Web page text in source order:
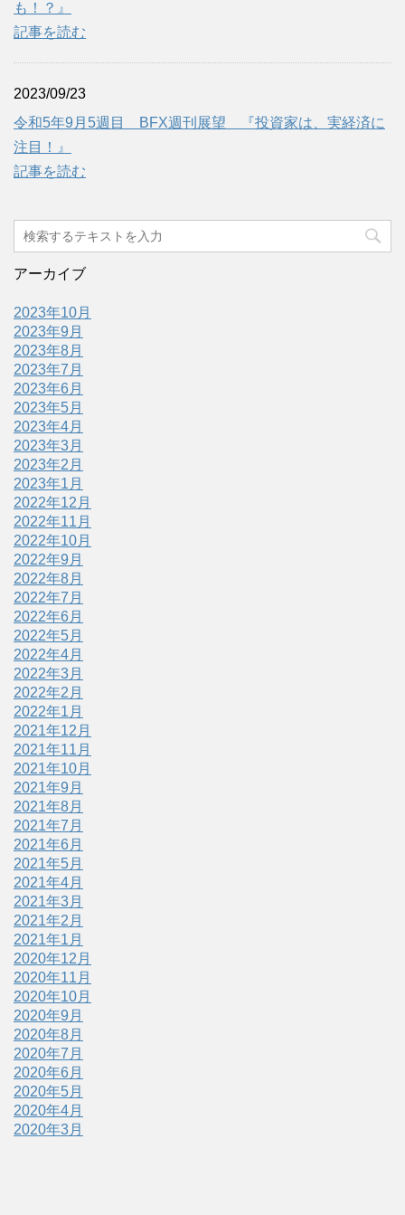
も！？』
記事を読む
2023/09/23
令和5年9月5週目 BFX週刊展望 『投資家は、実経済に
注目！』
記事を読む
アーカイブ
2023年10月
2023年9月
2023年8月
2023年7月
2023年6月
2023年5月
2023年4月
2023年3月
2023年2月
2023年1月
2022年12月
2022年11月
2022年10月
2022年9月
2022年8月
2022年7月
2022年6月
2022年5月
2022年4月
2022年3月
2022年2月
2022年1月
2021年12月
2021年11月
2021年10月
2021年9月
2021年8月
2021年7月
2021年6月
2021年5月
2021年4月
2021年3月
2021年2月
2021年1月
2020年12月
2020年11月
2020年10月
2020年9月
2020年8月
2020年7月
2020年6月
2020年5月
2020年4月
2020年3月